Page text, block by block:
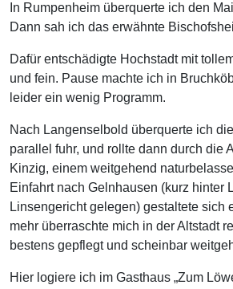
In Rumpenheim überquerte ich den
Dann sah ich das erwähnte
Dafür entschädigte Hochstadt mit
und fein. Pause machte ich in
leider ein wenig Programm.
Nach Langenselbold überquerte ich
parallel fuhr, und rollte dann durch die
Kinzig, einem weitgehend
Einfahrt nach Gelnhausen (kurz hinter
Linsengericht gelegen) gestaltete sich
mehr überraschte mich in der Altstadt
bestens gepflegt und scheinbar
Hier logiere ich im Gasthaus „Zum